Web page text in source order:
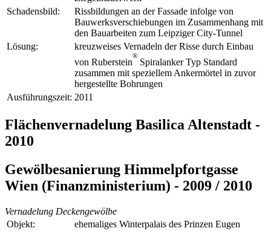
Schadensbild:
Rissbildungen an der Fassade infolge von
Bauwerksverschiebungen im Zusammenhang mit
den Bauarbeiten zum Leipziger City-Tunnel
Lösung:
kreuzweises Vernadeln der Risse durch Einbau
von Ruberstein
®
Spiralanker Typ Standard
zusammen mit speziellem Ankermörtel in zuvor
hergestellte Bohrungen
Ausführungszeit: 2011
Flächenvernadelung Basilica Altenstadt -
2010
Gewölbesanierung Himmelpfortgasse
Wien (Finanzministerium) - 2009 / 2010
Vernadelung Deckengewölbe
Objekt:
ehemaliges Winterpalais des Prinzen Eugen